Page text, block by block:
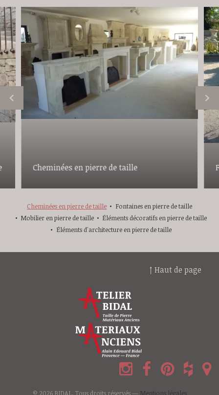
Cheminées en pierre de taille
Cheminées en pierre de taille
Fontaines en pierre de taille
Mobilier en pierre de taille
Éléments décoratifs en pierre de taille
Éléments d'architecture en pierre de taille
↑ Haut de page
© 2026 BIDAL, Tous droits réservés — Mentions légales